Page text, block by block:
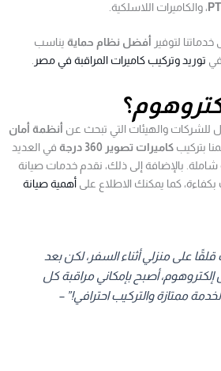
، والكاميرات اللاسلكية.
لتوفير أفضل نظام حماية يناسب
توريد وتركيب كاميرات المراقبة في مصر
؟
للشركات والهيئات التي تبحث عن أنظمة أمان
بتركيب كاميرات تصوير 360 درجة
في العديد
بالإضافة إلى ذلك، نقدم خدمات صيانة
كما يمكنك الاطلاع على أهمية صيانة
على منزلي أثناء السفر، لكن بعد
إلكتروهوم، أصبح بإمكاني مراقبة كل
ممتازة والتركيب احترافي!” –